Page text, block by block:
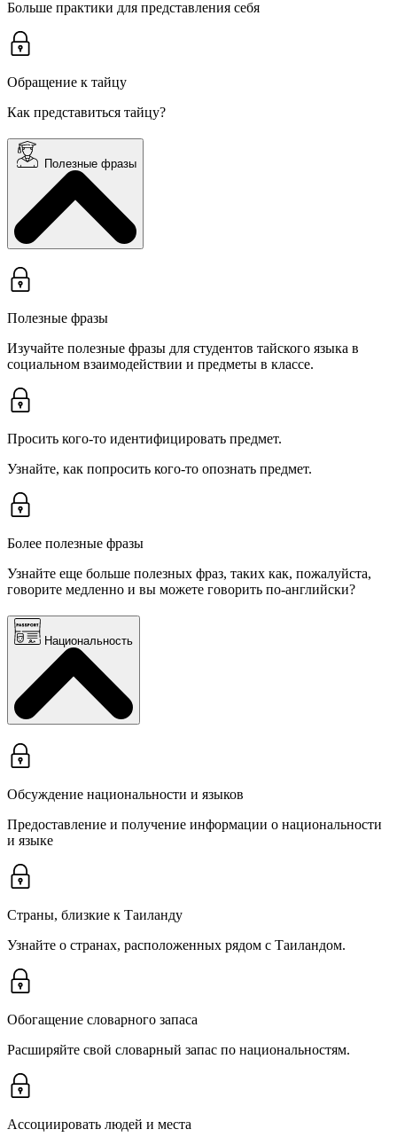
Больше практики для представления себя
Обращение к тайцу
Как представиться тайцу?
Полезные фразы
Полезные фразы
Изучайте полезные фразы для студентов тайского языка в
социальном взаимодействии и предметы в классе.
Просить кого-то идентифицировать предмет.
Узнайте, как попросить кого-то опознать предмет.
Более полезные фразы
Узнайте еще больше полезных фраз, таких как, пожалуйста,
говорите медленно и вы можете говорить по-английски?
Национальность
Обсуждение национальности и языков
Предоставление и получение информации о национальности
и языке
Страны, близкие к Таиланду
Узнайте о странах, расположенных рядом с Таиландом.
Обогащение словарного запаса
Расширяйте свой словарный запас по национальностям.
Ассоциировать людей и места